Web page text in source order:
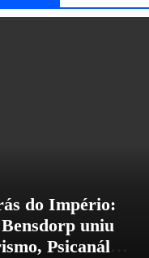
do Império:
uniu
Psicanálise